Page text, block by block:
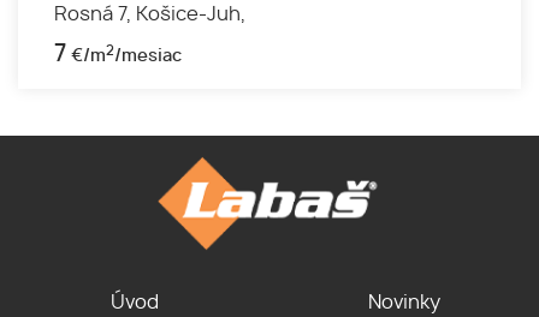
Rosná 7, Košice-Juh,
7 €/m2/mesiac
Úvod
Novinky